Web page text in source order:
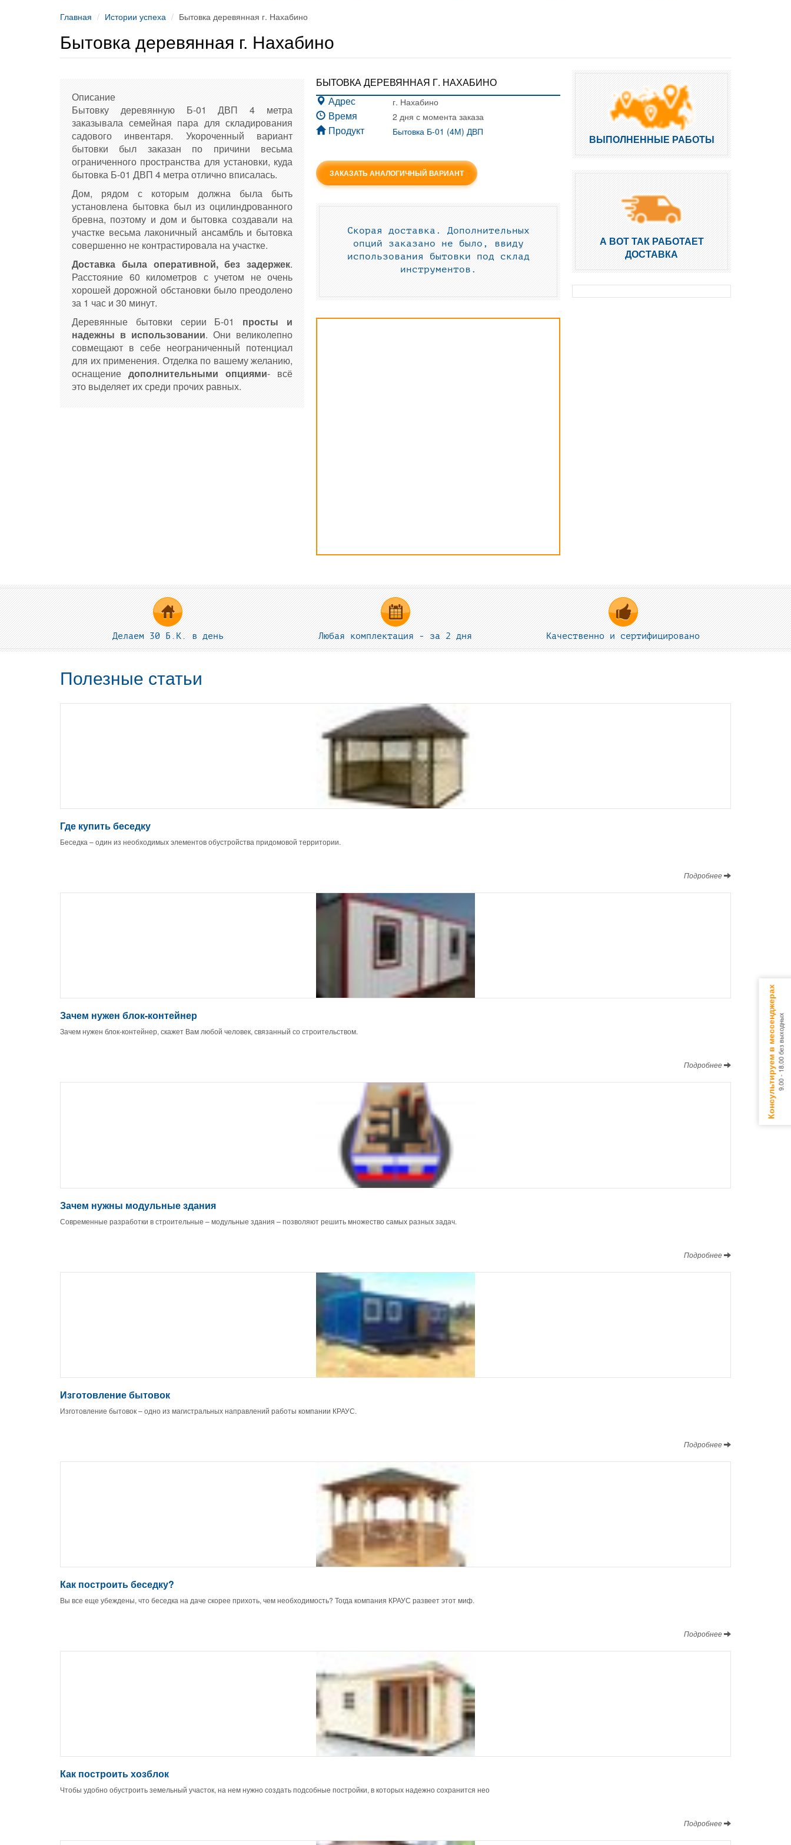
Консультируем в мессенджерах9.00 - 18.00 без выходных
Главная Истории успеха Бытовка деревянная г. Нахабино
Бытовка деревянная г. Нахабино
Описание
Бытовку деревянную Б-01 ДВП 4 метра
заказывала семейная пара для складирования
садового инвентаря. Укороченный вариант
бытовки был заказан по причини весьма
ограниченного пространства для установки, куда
бытовка Б-01 ДВП 4 метра отлично вписалась.
Дом, рядом с которым должна была быть
установлена бытовка был из оцилиндрованного
бревна, поэтому и дом и бытовка создавали на
участке весьма лаконичный ансамбль и бытовка
совершенно не контрастировала на участке.
Доставка была оперативной, без задержек.
Расстояние 60 километров с учетом не очень
хорошей дорожной обстановки было преодолено
за 1 час и 30 минут.
Деревянные бытовки серии Б-01 просты и
надежны в использовании. Они великолепно
совмещают в себе неограниченный потенциал
для их применения. Отделка по вашему желанию,
оснащение дополнительными опциями- всё
это выделяет их среди прочих равных.
БЫТОВКА ДЕРЕВЯННАЯ Г. НАХАБИНО
Адрес г. Нахабино
Время 2 дня с момента заказа
Продукт Бытовка Б-01 (4М) ДВП
ЗАКАЗАТЬ АНАЛОГИЧНЫЙ ВАРИАНТ
Скорая доставка. Дополнительных
опций заказано не было, ввиду
использования бытовки под склад
инструментов.
ВЫПОЛНЕННЫЕ РАБОТЫ
А ВОТ ТАК РАБОТАЕТ
ДОСТАВКА
Делаем 30 Б.К. в день Любая комплектация - за 2 дня Качественно и сертифицировано
Полезные статьи
Где купить беседку
Беседка – один из необходимых элементов обустройства придомовой территории.
Подробнее
Зачем нужен блок-контейнер
Зачем нужен блок-контейнер, скажет Вам любой человек, связанный со строительством.
Подробнее
Зачем нужны модульные здания
Современные разработки в строительные – модульные здания – позволяют решить множество самых разных задач.
Подробнее
Изготовление бытовок
Изготовление бытовок – одно из магистральных направлений работы компании КРАУС.
Подробнее
Как построить беседку?
Вы все еще убеждены, что беседка на даче скорее прихоть, чем необходимость? Тогда компания КРАУС развеет этот миф.
Подробнее
Как построить хозблок
Чтобы удобно обустроить земельный участок, на нем нужно создать подсобные постройки, в которых надежно сохранится нео
Подробнее